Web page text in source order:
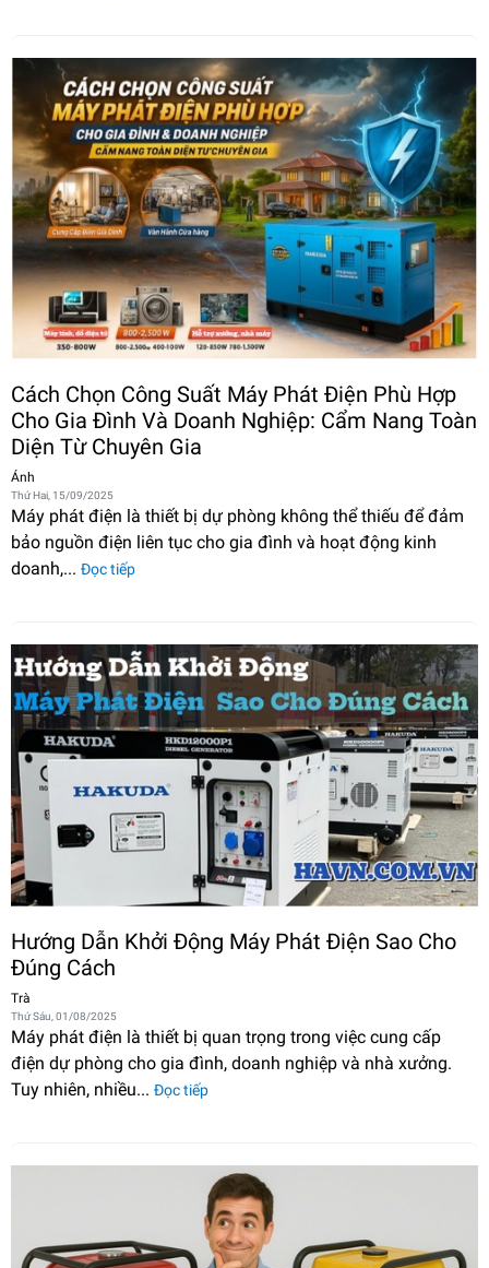
Cách Chọn Công Suất Máy Phát Điện Phù Hợp
Cho Gia Đình Và Doanh Nghiệp: Cẩm Nang Toàn
Diện Từ Chuyên Gia
Ánh
Thứ Hai, 15/09/2025
Máy phát điện là thiết bị dự phòng không thể thiếu để đảm
bảo nguồn điện liên tục cho gia đình và hoạt động kinh
doanh,... Đọc tiếp
Hướng Dẫn Khởi Động Máy Phát Điện Sao Cho
Đúng Cách
Trà
Thứ Sáu, 01/08/2025
Máy phát điện là thiết bị quan trọng trong việc cung cấp
điện dự phòng cho gia đình, doanh nghiệp và nhà xưởng.
Tuy nhiên, nhiều... Đọc tiếp